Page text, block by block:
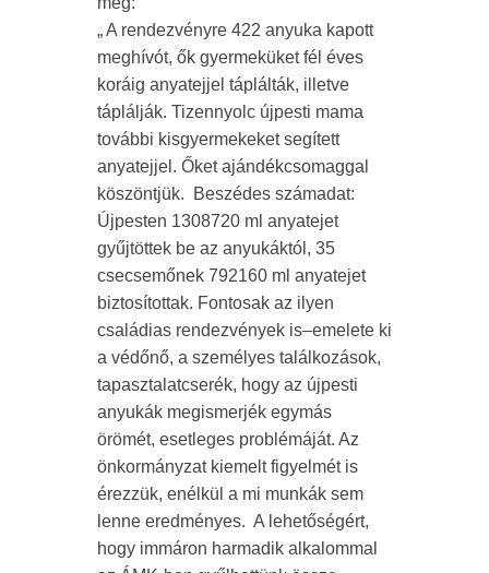
„ A rendezvényre 422 anyuka kapott
meghívót, ők gyermeküket fél éves
koráig anyatejjel táplálták, illetve
táplálják. Tizennyolc újpesti mama
további kisgyermekeket segített
anyatejjel. Őket ajándékcsomaggal
köszöntjük. Beszédes számadat:
Újpesten 1308720 ml anyatejet
gyűjtöttek be az anyukáktól, 35
csecsemőnek 792160 ml anyatejet
biztosítottak. Fontosak az ilyen
családias rendezvények is–emelete ki
a védőnő, a személyes találkozások,
tapasztalatcserék, hogy az újpesti
anyukák megismerjék egymás
örömét, esetleges problémáját. Az
önkormányzat kiemelt figyelmét is
érezzük, enélkül a mi munkák sem
lenne eredményes. A lehetőségért,
hogy immáron harmadik alkalommal